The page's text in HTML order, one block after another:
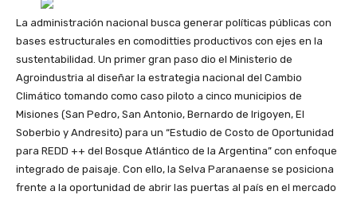
La administración nacional busca generar políticas públicas con
bases estructurales en comoditties productivos con ejes en la
sustentabilidad. Un primer gran paso dio el Ministerio de
Agroindustria al diseñar la estrategia nacional del Cambio
Climático tomando como caso piloto a cinco municipios de
Misiones (San Pedro, San Antonio, Bernardo de Irigoyen, El
Soberbio y Andresito) para un “Estudio de Costo de Oportunidad
para REDD ++ del Bosque Atlántico de la Argentina” con enfoque
integrado de paisaje. Con ello, la Selva Paranaense se posiciona
frente a la oportunidad de abrir las puertas al país en el mercado